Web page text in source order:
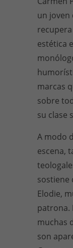
un joven
estética
marcas
sobre
su clase
A modo
escena,
sostiene
Elodie,
patrona.
muchas
son